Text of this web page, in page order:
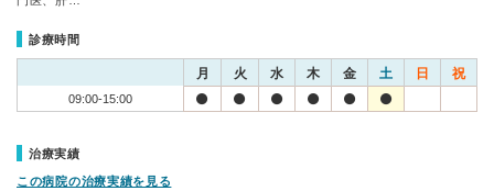
診療時間
月 火 水 木 金 土 日 祝
09:00-15:00
治療実績
この病院の治療実績を見る